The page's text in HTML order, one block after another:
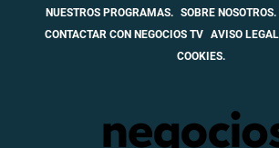
NUESTROS PROGRAMAS. SOBRE NOSOTROS.
CONTACTAR CON NEGOCIOS TV AVISO
COOKIES.